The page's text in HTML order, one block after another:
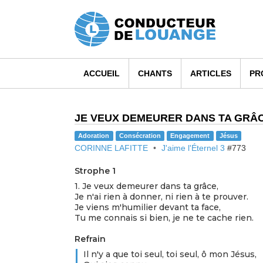
ACCUEIL CHANTS ARTICLES
JE VEUX DEMEURER DANS TA
Adoration Consécration Engagement Jésus
CORINNE LAFITTE J'aime l'Éternel 3 #773
Strophe 1
1. Je veux demeurer dans ta grâce,
Je n'ai rien à donner, ni rien à te prouver.
Je viens m'humilier devant ta face,
Tu me connais si bien, je ne te cache rien.
Refrain
Il n'y a que toi seul, toi seul, ô mon Jésus,